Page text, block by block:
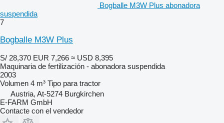
Bogballe M3W Plus abonadora
suspendida
7
Bogballe M3W Plus
S/ 28,370 EUR 7,266 ≈ USD 8,395
Maquinaria de fertilización - abonadora suspendida
2003
Volumen 4 m³ Tipo para tractor
Austria, At-5274 Burgkirchen
E-FARM GmbH
Contacte con el vendedor